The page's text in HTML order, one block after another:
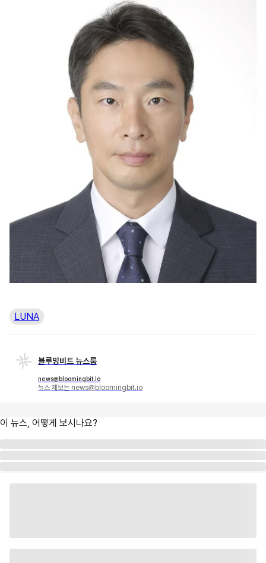
LUNA
블루밍비트 뉴스룸
news@bloomingbit.io
뉴스 제보는 news@bloomingbit.io
이 뉴스, 어떻게 보시나요?